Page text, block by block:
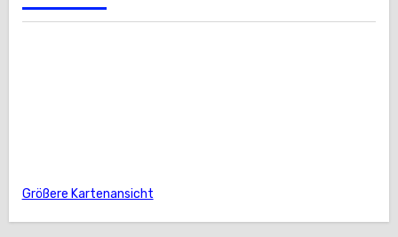
Größere Kartenansicht